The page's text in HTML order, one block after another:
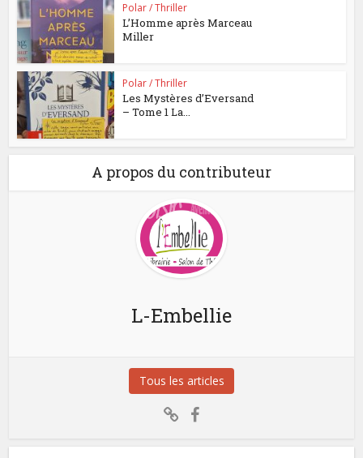
Polar / Thriller
L’Homme après Marceau
Miller
Polar / Thriller
Les Mystères d’Eversand
– Tome 1 La...
A propos du contributeur
L-Embellie
Tous les articles